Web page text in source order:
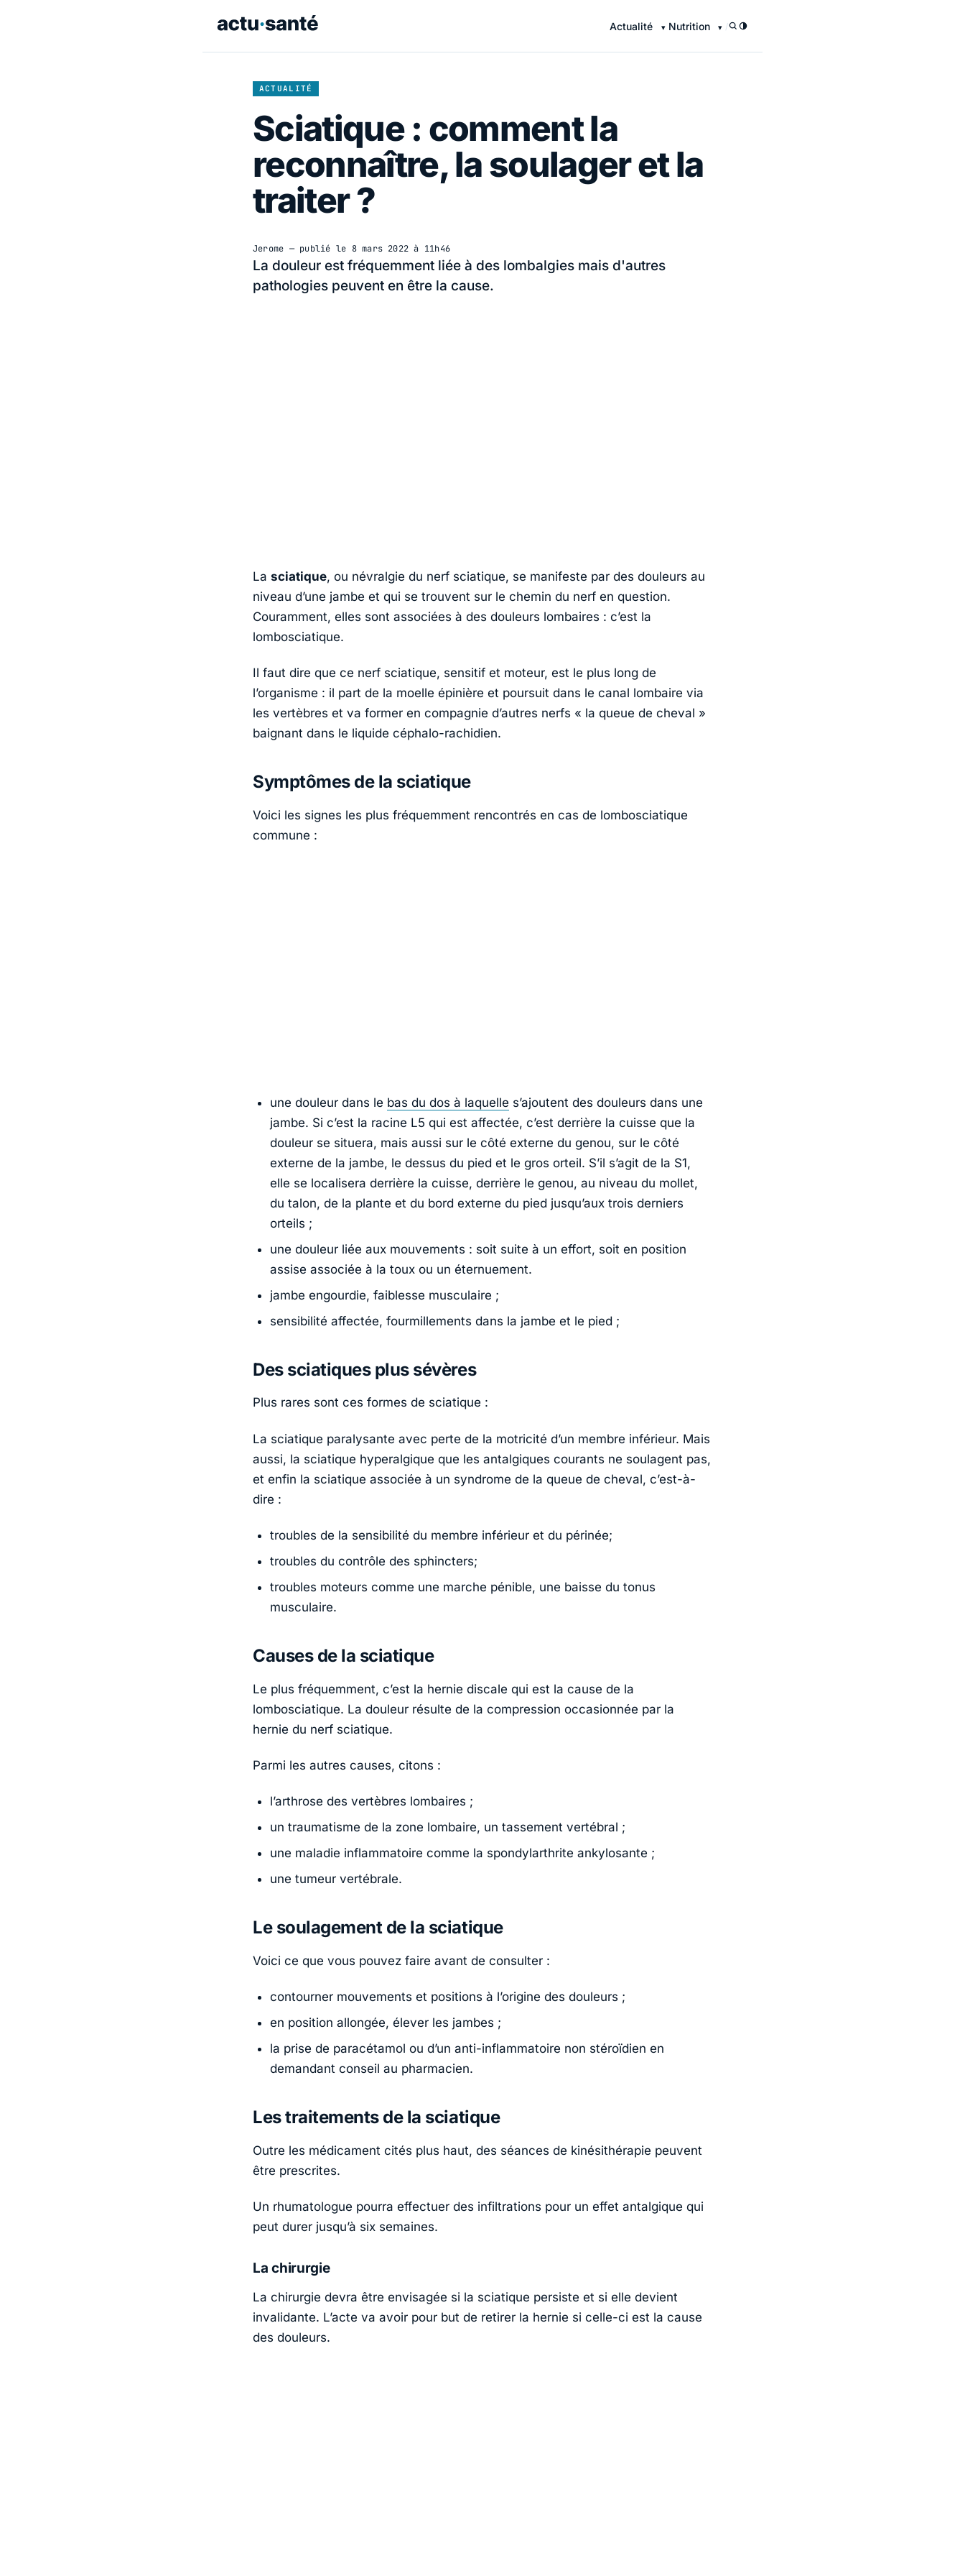
Actualité Nutrition /
ACTUALITÉ
Sciatique : comment la
reconnaître, la soulager et la
traiter ?
Jerome — publié le 8 mars 2022 à 11h46
La douleur est fréquemment liée à des lombalgies mais d'autres
pathologies peuvent en être la cause.
La sciatique, ou névralgie du nerf sciatique, se manifeste par des douleurs au
niveau d’une jambe et qui se trouvent sur le chemin du nerf en question.
Couramment, elles sont associées à des douleurs lombaires : c’est la
lombosciatique.
Il faut dire que ce nerf sciatique, sensitif et moteur, est le plus long de
l’organisme : il part de la moelle épinière et poursuit dans le canal lombaire via
les vertèbres et va former en compagnie d’autres nerfs « la queue de cheval »
baignant dans le liquide céphalo-rachidien.
Symptômes de la sciatique
Voici les signes les plus fréquemment rencontrés en cas de lombosciatique
commune :
une douleur dans le bas du dos à laquelle s’ajoutent des douleurs dans une
jambe. Si c’est la racine L5 qui est affectée, c’est derrière la cuisse que la
douleur se situera, mais aussi sur le côté externe du genou, sur le côté
externe de la jambe, le dessus du pied et le gros orteil. S’il s’agit de la S1,
elle se localisera derrière la cuisse, derrière le genou, au niveau du mollet,
du talon, de la plante et du bord externe du pied jusqu’aux trois derniers
orteils ;
une douleur liée aux mouvements : soit suite à un effort, soit en position
assise associée à la toux ou un éternuement.
jambe engourdie, faiblesse musculaire ;
sensibilité affectée, fourmillements dans la jambe et le pied ;
Des sciatiques plus sévères
Plus rares sont ces formes de sciatique :
La sciatique paralysante avec perte de la motricité d’un membre inférieur. Mais
aussi, la sciatique hyperalgique que les antalgiques courants ne soulagent pas,
et enfin la sciatique associée à un syndrome de la queue de cheval, c’est-à-
dire :
troubles de la sensibilité du membre inférieur et du périnée;
troubles du contrôle des sphincters;
troubles moteurs comme une marche pénible, une baisse du tonus
musculaire.
Causes de la sciatique
Le plus fréquemment, c’est la hernie discale qui est la cause de la
lombosciatique. La douleur résulte de la compression occasionnée par la
hernie du nerf sciatique.
Parmi les autres causes, citons :
l’arthrose des vertèbres lombaires ;
un traumatisme de la zone lombaire, un tassement vertébral ;
une maladie inflammatoire comme la spondylarthrite ankylosante ;
une tumeur vertébrale.
Le soulagement de la sciatique
Voici ce que vous pouvez faire avant de consulter :
contourner mouvements et positions à l’origine des douleurs ;
en position allongée, élever les jambes ;
la prise de paracétamol ou d’un anti-inflammatoire non stéroïdien en
demandant conseil au pharmacien.
Les traitements de la sciatique
Outre les médicament cités plus haut, des séances de kinésithérapie peuvent
être prescrites.
Un rhumatologue pourra effectuer des infiltrations pour un effet antalgique qui
peut durer jusqu’à six semaines.
La chirurgie
La chirurgie devra être envisagée si la sciatique persiste et si elle devient
invalidante. L’acte va avoir pour but de retirer la hernie si celle-ci est la cause
des douleurs.